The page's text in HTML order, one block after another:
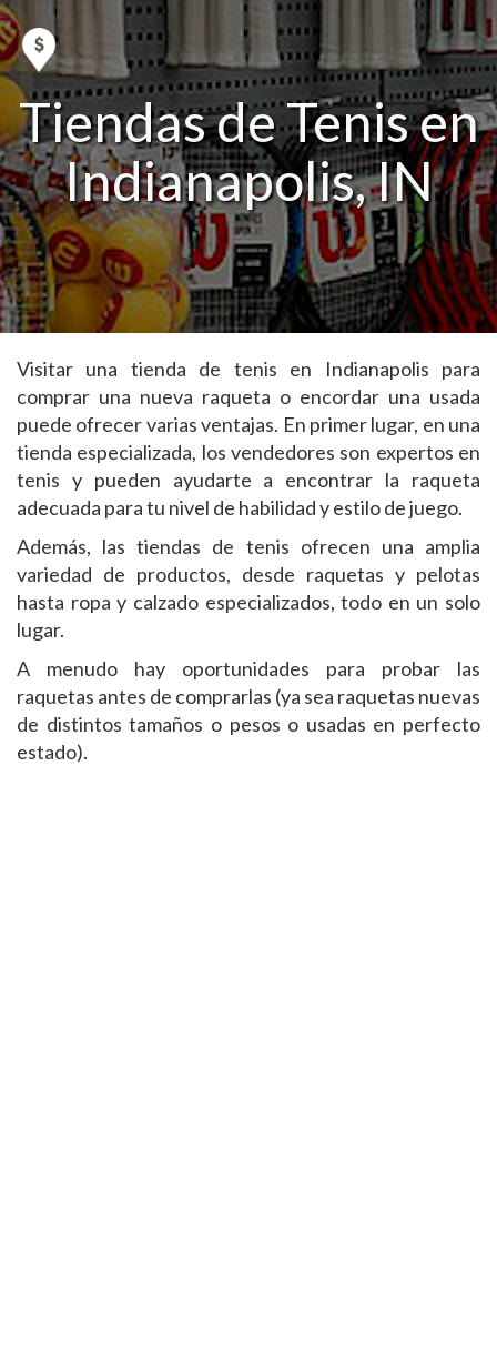
Tiendas de Tenis en
Indianapolis, IN
Visitar una tienda de tenis en Indianapolis para
comprar una nueva raqueta o encordar una usada
puede ofrecer varias ventajas. En primer lugar, en una
tienda especializada, los vendedores son expertos en
tenis y pueden ayudarte a encontrar la raqueta
adecuada para tu nivel de habilidad y estilo de juego.
Además, las tiendas de tenis ofrecen una amplia
variedad de productos, desde raquetas y pelotas
hasta ropa y calzado especializados, todo en un solo
lugar.
A menudo hay oportunidades para probar las
raquetas antes de comprarlas (ya sea raquetas nuevas
de distintos tamaños o pesos o usadas en perfecto
estado).